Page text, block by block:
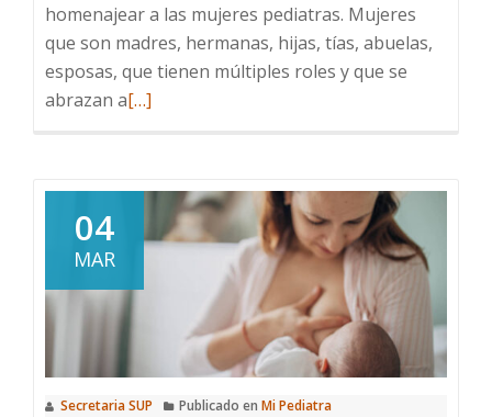
homenajear a las mujeres pediatras. Mujeres
que son madres, hermanas, hijas, tías, abuelas,
esposas, que tienen múltiples roles y que se
abrazan aLeer
pediatra
siglo
[…]
04
MAR
Secretaria SUP Publicado en Mi Pediatra